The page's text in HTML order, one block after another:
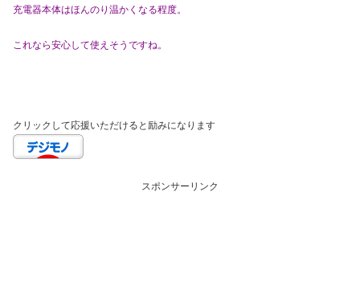
充電器本体はほんのり温かくなる程度。
これなら安心して使えそうですね。
クリックして応援いただけると励みになります
スポンサーリンク